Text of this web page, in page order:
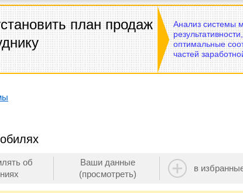
план продаж
Анализ системы
оптимальные
частей
об
Ваши данные
(просмотреть)
в